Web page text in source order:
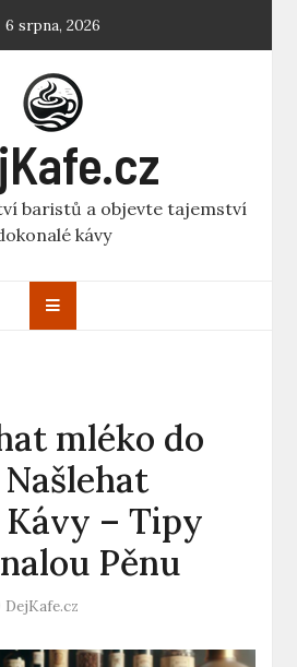
6 srpna, 2026
baristů a objevte tajemství
kávy
mléko do
– Tipy
Pěnu
DejKafe.cz